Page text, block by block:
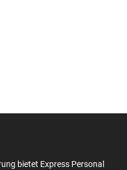
bietet Express Personal